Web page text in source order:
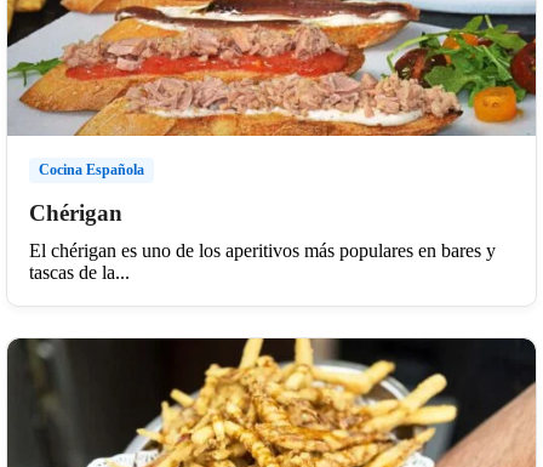
Cocina Española
Chérigan
El chérigan es uno de los aperitivos más populares en bares y
tascas de la...